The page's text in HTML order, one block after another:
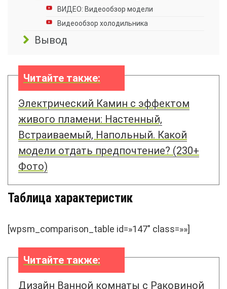
ВИДЕО: Видеообзор модели
Видеообзор холодильника
Вывод
Читайте также:
Электрический Камин с эффектом
живого пламени: Настенный,
Встраиваемый, Напольный. Какой
модели отдать предпочтение? (230+
Фото)
Таблица характеристик
[wpsm_comparison_table id=»147″ class=»»]
Читайте также:
Дизайн Ванной комнаты с Раковиной